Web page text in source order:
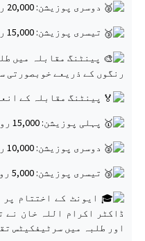
دوسری پوزیشن: 20,000 روپے
تیسری پوزیشن: 15,000 روپے
پینٹنگ مقابلہ میں
رنگوں کے ذریعے خوبصورتی
پینٹنگ مقابلہ کے
پہلی پوزیشن: 15,000 روپے
دوسری پوزیشن: 10,000 روپے
تیسری پوزیشن: 5,000 روپے
ایونٹ کے اختتام
ڈاکٹر اکرام اللہ خان نے
اور طلبہ میں سرٹیفکیٹس